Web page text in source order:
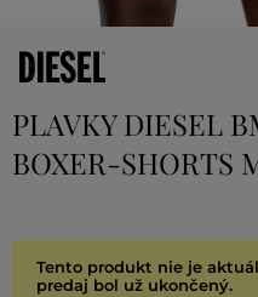
PLAVKY DIESEL
BOXER-SHORTS
Tento produkt nie je
predaj bol už ukončený.